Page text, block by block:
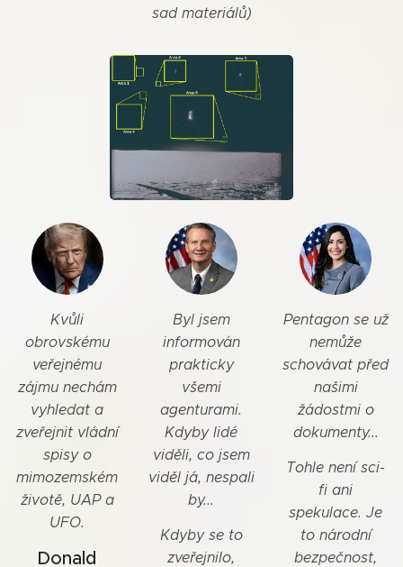
sad materiálů)
Kvůli
obrovskému
veřejnému
zájmu nechám
vyhledat a
zveřejnit vládní
spisy o
mimozemském
životě, UAP a
UFO.
Donald
Byl jsem
informován
prakticky
všemi
agenturami.
Kdyby lidé
viděli, co jsem
viděl já, nespali
by...
Kdyby se to
zveřejnilo,
Pentagon se už
nemůže
schovávat před
našimi
žádostmi o
dokumenty...
Tohle není sci-
fi ani
spekulace. Je
to národní
bezpečnost,